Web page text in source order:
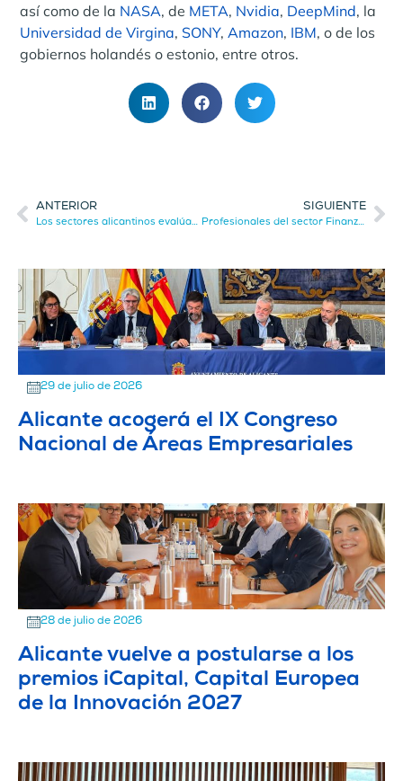
así como de la NASA, de META, Nvidia, DeepMind, la
Universidad de Virgina, SONY, Amazon, IBM, o de los
gobiernos holandés o estonio, entre otros.
ANTERIOR
Los sectores alicantinos evalúan la ciudad para potenciar la captación de inversiones
SIGUIENTE
Profesionales del sector Finanzas y ALIA analizan las vías de financiación en Alicante
29 de julio de 2026
Alicante acogerá el IX Congreso
Nacional de Áreas Empresariales
28 de julio de 2026
Alicante vuelve a postularse a los
premios iCapital, Capital Europea
de la Innovación 2027